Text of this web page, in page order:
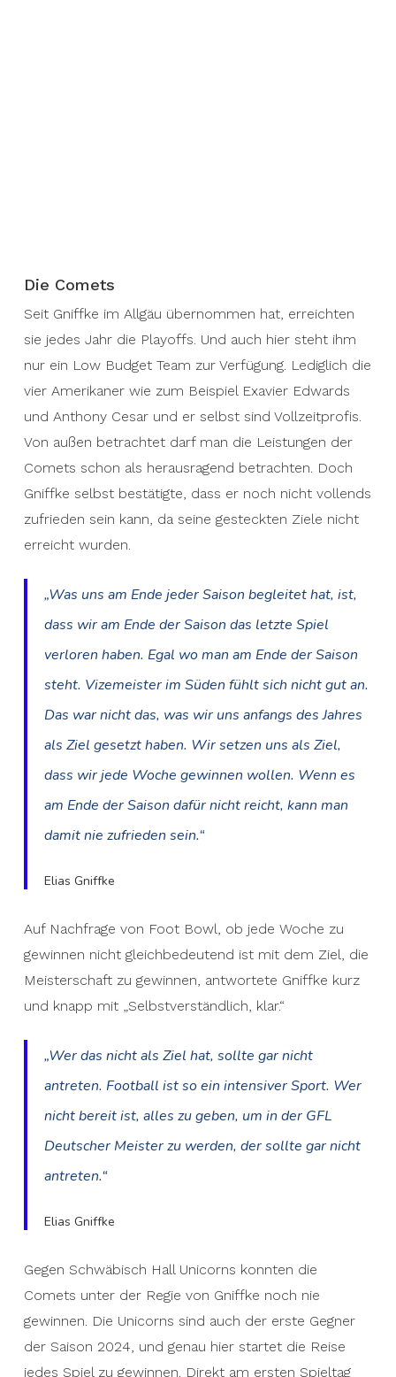
Die Comets
Seit Gniffke im Allgäu übernommen hat, erreichten
sie jedes Jahr die Playoffs. Und auch hier steht ihm
nur ein Low Budget Team zur Verfügung. Lediglich die
vier Amerikaner wie zum Beispiel Exavier Edwards
und Anthony Cesar und er selbst sind Vollzeitprofis.
Von außen betrachtet darf man die Leistungen der
Comets schon als herausragend betrachten. Doch
Gniffke selbst bestätigte, dass er noch nicht vollends
zufrieden sein kann, da seine gesteckten Ziele nicht
erreicht wurden.
„Was uns am Ende jeder Saison begleitet hat, ist,
dass wir am Ende der Saison das letzte Spiel
verloren haben. Egal wo man am Ende der Saison
steht. Vizemeister im Süden fühlt sich nicht gut an.
Das war nicht das, was wir uns anfangs des Jahres
als Ziel gesetzt haben. Wir setzen uns als Ziel,
dass wir jede Woche gewinnen wollen. Wenn es
am Ende der Saison dafür nicht reicht, kann man
damit nie zufrieden sein.“
Elias Gniffke
Auf Nachfrage von Foot Bowl, ob jede Woche zu
gewinnen nicht gleichbedeutend ist mit dem Ziel, die
Meisterschaft zu gewinnen, antwortete Gniffke kurz
und knapp mit „Selbstverständlich, klar.“
„Wer das nicht als Ziel hat, sollte gar nicht
antreten. Football ist so ein intensiver Sport. Wer
nicht bereit ist, alles zu geben, um in der GFL
Deutscher Meister zu werden, der sollte gar nicht
antreten.“
Elias Gniffke
Gegen Schwäbisch Hall Unicorns konnten die
Comets unter der Regie von Gniffke noch nie
gewinnen. Die Unicorns sind auch der erste Gegner
der Saison 2024, und genau hier startet die Reise
jedes Spiel zu gewinnen. Direkt am ersten Spieltag